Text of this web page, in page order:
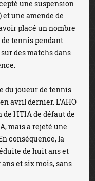
une suspension
une amende de
placé un nombre
tennis pendant
des matchs dans
du joueur de tennis
avril dernier. L’AHO
l'ITIA de défaut de
mais a rejeté une
conséquence, la
de huit ans et
et six mois, sans